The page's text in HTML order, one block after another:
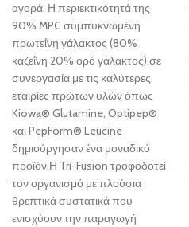
αγορά. Η περιεκτικότητά της
90% MPC συμπυκνωμένη
πρωτεΐνη γάλακτος (80%
καζεΐνη 20% ορό γάλακτος),σε
συνεργασία με τις καλύτερες
εταιρίες πρώτων υλών όπως
Kiowa® Glutamine, Optipep®
και PepForm® Leucine
δημιούργησαν ένα μοναδικό
προϊόν.Η Tri-Fusion τροφοδοτεί
τον οργανισμό με πλούσια
θρεπτικά συστατικά που
ενισχύουν την παραγωγή